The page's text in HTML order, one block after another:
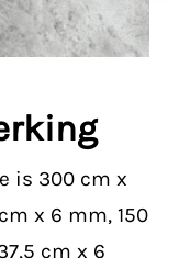
is 300 cm x
x 6 mm, 150
cm x 6